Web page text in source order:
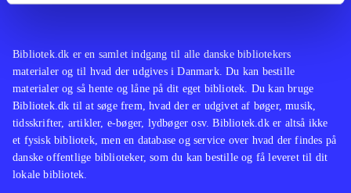
Bibliotek.dk er en samlet indgang til alle danske bibliotekers
materialer og til hvad der udgives i Danmark. Du kan bestille
materialer og så hente og låne på dit eget bibliotek. Du kan bruge
Bibliotek.dk til at søge frem, hvad der er udgivet af bøger, musik,
tidsskrifter, artikler, e-bøger, lydbøger osv. Bibliotek.dk er altså ikke
et fysisk bibliotek, men en database og service over hvad der findes på
danske offentlige biblioteker, som du kan bestille og få leveret til dit
lokale bibliotek.